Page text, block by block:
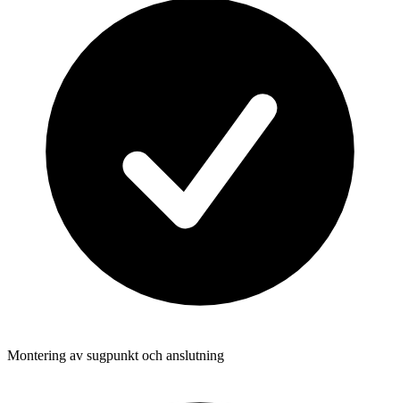
Montering av sugpunkt och anslutning